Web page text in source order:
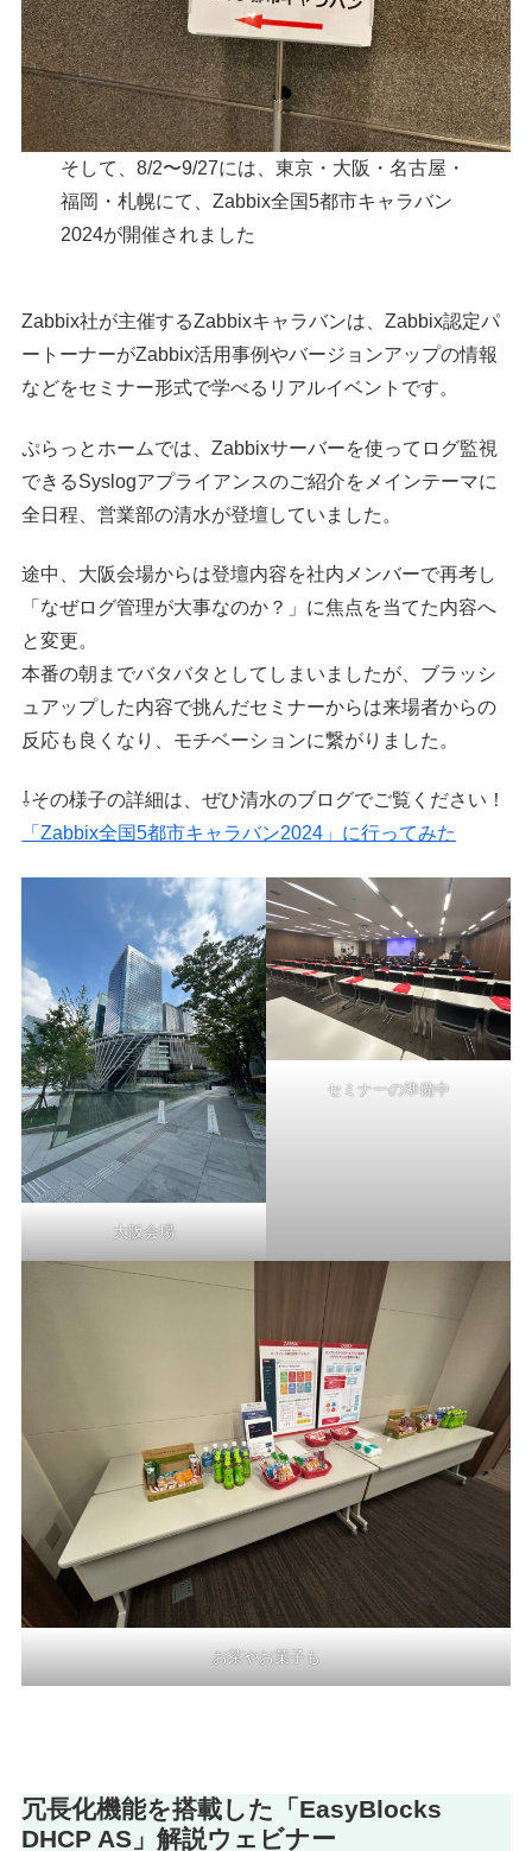
そして、8/2〜9/27には、東京・大阪・名古屋・
福岡・札幌にて、Zabbix全国5都市キャラバン
2024が開催されました
Zabbix社が主催するZabbixキャラバンは、Zabbix認定パ
ートーナーがZabbix活用事例やバージョンアップの情報
などをセミナー形式で学べるリアルイベントです。
ぷらっとホームでは、Zabbixサーバーを使ってログ監視
できるSyslogアプライアンスのご紹介をメインテーマに
全日程、営業部の清水が登壇していました。
途中、大阪会場からは登壇内容を社内メンバーで再考し
「なぜログ管理が大事なのか？」に焦点を当てた内容へ
と変更。
本番の朝までバタバタとしてしまいましたが、ブラッシ
ュアップした内容で挑んだセミナーからは来場者からの
反応も良くなり、モチベーションに繋がりました。
⇩その様子の詳細は、ぜひ清水のブログでご覧ください！
「Zabbix全国5都市キャラバン2024」に行ってみた
大阪会場
セミナーの準備中
お茶やお菓子も
冗長化機能を搭載した「EasyBlocks
DHCP AS」解説ウェビナー